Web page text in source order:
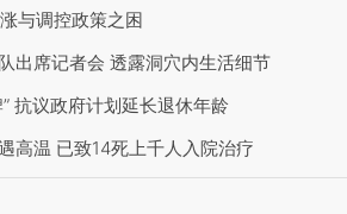
与调控政策之困
出席记者会 透露洞穴内生活细节
抗议政府计划延长退休年龄
高温 已致14死上千人入院治疗